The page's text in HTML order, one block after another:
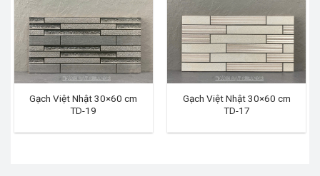
Gạch Việt Nhật 30×60 cm
TD-19
Gạch Việt Nhật 30×60 cm
TD-17